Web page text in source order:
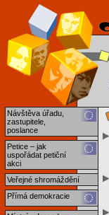
Návštěva úřadu,
zastupitele,
poslance
Petice – jak
uspořádat petiční
akci
Veřejné shromáždění
Přímá demokracie